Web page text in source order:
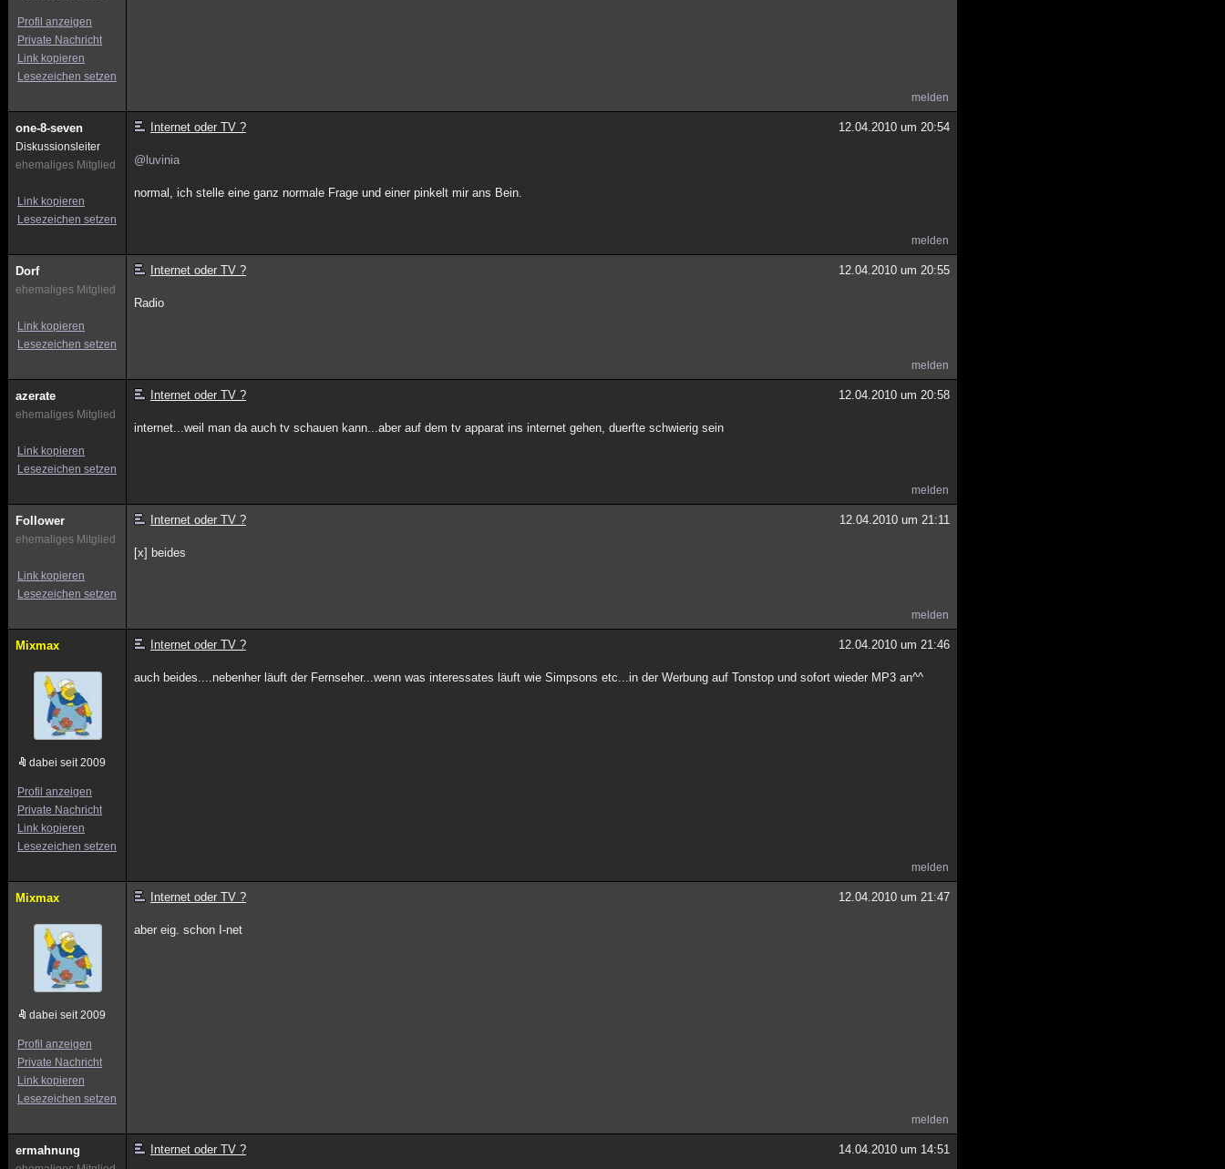
Profil anzeigen
Private Nachricht
Link kopieren
Lesezeichen setzen
melden
one-8-seven
Diskussionsleiter
ehemaliges Mitglied
Link kopieren
Lesezeichen setzen
Internet oder TV ? 12.04.2010 um 20:54
@luvinia
normal, ich stelle eine ganz normale Frage und einer pinkelt mir ans Bein.
melden
Dorf
ehemaliges Mitglied
Link kopieren
Lesezeichen setzen
Internet oder TV ? 12.04.2010 um 20:55
Radio
melden
azerate
ehemaliges Mitglied
Link kopieren
Lesezeichen setzen
Internet oder TV ? 12.04.2010 um 20:58
internet...weil man da auch tv schauen kann...aber auf dem tv apparat ins internet gehen, duerfte schwierig sein
melden
Follower
ehemaliges Mitglied
Link kopieren
Lesezeichen setzen
Internet oder TV ? 12.04.2010 um 21:11
[x] beides
melden
Mixmax
dabei seit 2009
Profil anzeigen
Private Nachricht
Link kopieren
Lesezeichen setzen
Internet oder TV ? 12.04.2010 um 21:46
auch beides....nebenher läuft der Fernseher...wenn was interessates läuft wie Simpsons etc...in der Werbung auf Tonstop und sofort wieder MP3 an^^
melden
Mixmax
dabei seit 2009
Profil anzeigen
Private Nachricht
Link kopieren
Lesezeichen setzen
Internet oder TV ? 12.04.2010 um 21:47
aber eig. schon I-net
melden
ermahnung Internet oder TV ? 14.04.2010 um 14:51